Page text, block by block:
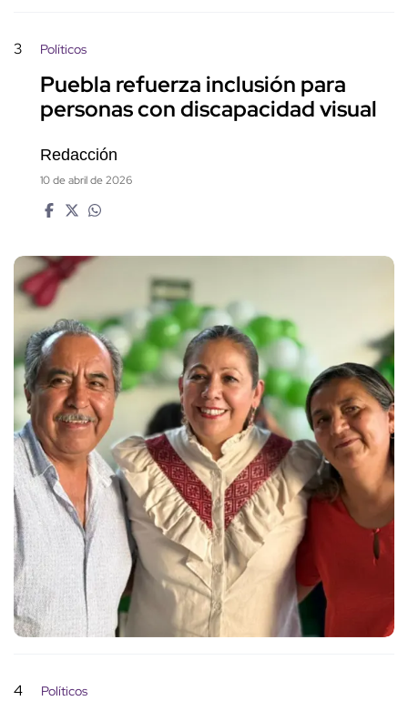
3 Políticos
Puebla refuerza inclusión para
personas con discapacidad visual
Redacción
10 de abril de 2026
4 Políticos